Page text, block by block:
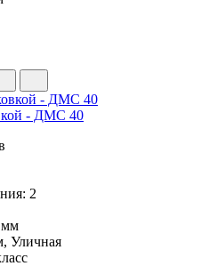
- ДМС 40
2
мм
Уличная